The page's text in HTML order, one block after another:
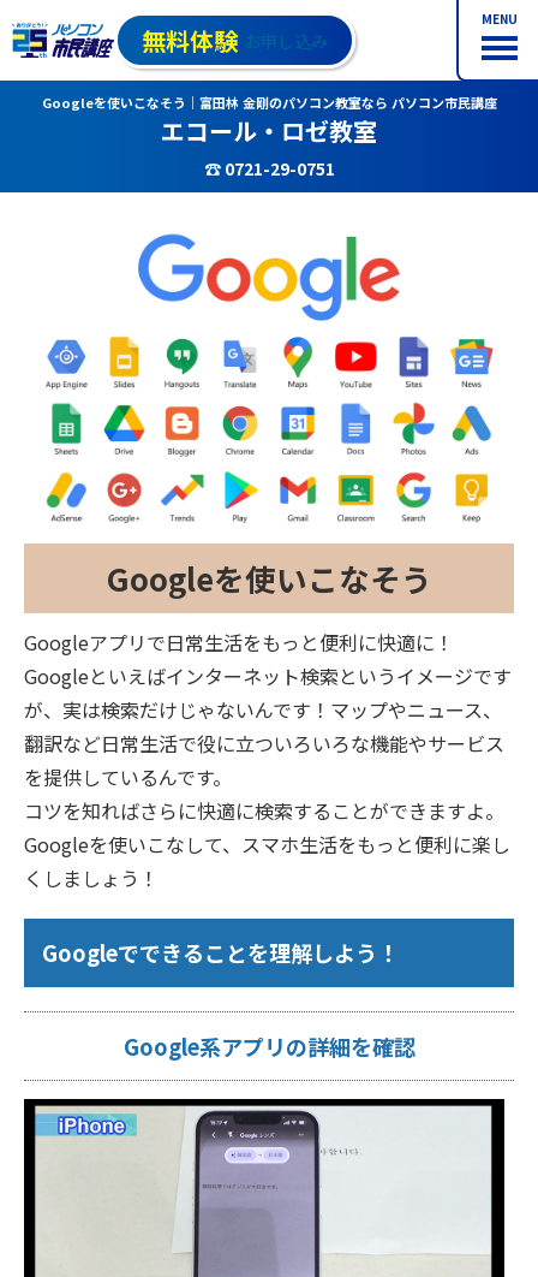
MENU
無料体験 お申し込み
Googleを使いこなそう｜富田林 金剛のパソコン教室なら パソコン市民講座
エコール・ロゼ教室
☎ 0721-29-0751
Googleを使いこなそう
Googleアプリで日常生活をもっと便利に快適に！
Googleといえばインターネット検索というイメージです
が、実は検索だけじゃないんです！マップやニュース、
翻訳など日常生活で役に立ついろいろな機能やサービス
を提供しているんです。
コツを知ればさらに快適に検索することができますよ。
Googleを使いこなして、スマホ生活をもっと便利に楽し
くしましょう！
Googleでできることを理解しよう！
Google系アプリの詳細を確認